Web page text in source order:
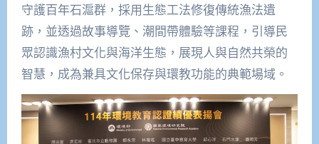
守護百年石滬群，採用生態工法修復傳統漁法遺
跡，並透過故事導覽、潮間帶體驗等課程，引導民
眾認識漁村文化與海洋生態，展現人與自然共榮的
智慧，成為兼具文化保存與環教功能的典範場域。